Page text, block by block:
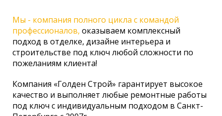
Мы - компания полного цикла с командой
профессионалов, оказываем комплексный
подход в отделке, дизайне интерьера и
строительстве под ключ любой сложности по
пожеланиям клиента!
Компания «Голден Строй» гарантирует высокое
качество и выполняет любые ремонтные работы
под ключ с индивидуальным подходом в Санкт-